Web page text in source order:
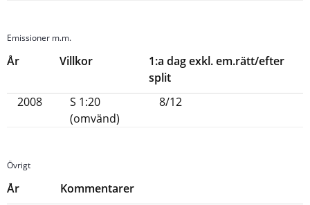
Emissioner m.m.
År Villkor
1:a dag exkl. em.rätt/efter
split
2008
S 1:20
(omvänd)
8/12
Övrigt
År
Kommentarer